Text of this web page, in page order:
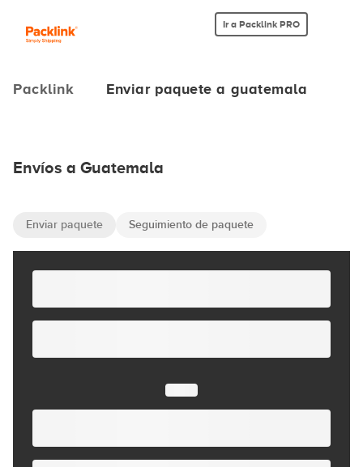
Ir a Packlink PRO
Packlink Enviar paquete a guatemala
Envíos a Guatemala
Enviar paquete Seguimiento de paquete